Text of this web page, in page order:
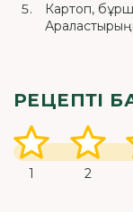
Картоп,
РЕЦЕПТІ
1 2